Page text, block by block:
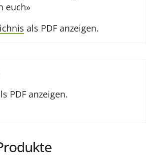
euch»
als PDF anzeigen.
PDF anzeigen.